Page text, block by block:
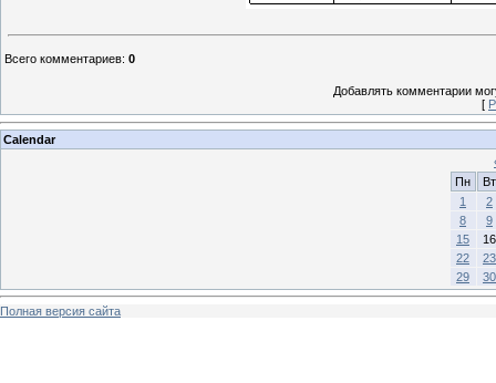
Всего комментариев: 0
Добавлять комментарии
[
Calendar
Пн
Вт
1
2
8
9
15
16
22
23
29
30
Полная версия сайта